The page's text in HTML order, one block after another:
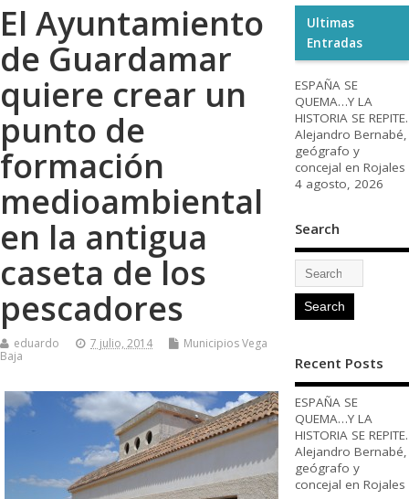
El Ayuntamiento
de Guardamar
quiere crear un
punto de
formación
medioambiental
en la antigua
caseta de los
pescadores
eduardo 7 julio, 2014
Municipios Vega
Baja
Ultimas
Entradas
ESPAÑA SE
QUEMA…Y LA
HISTORIA SE REPITE.
Alejandro Bernabé,
geógrafo y
concejal en Rojales
4 agosto, 2026
Search
Recent Posts
ESPAÑA SE
QUEMA…Y LA
HISTORIA SE REPITE.
Alejandro Bernabé,
geógrafo y
concejal en Rojales